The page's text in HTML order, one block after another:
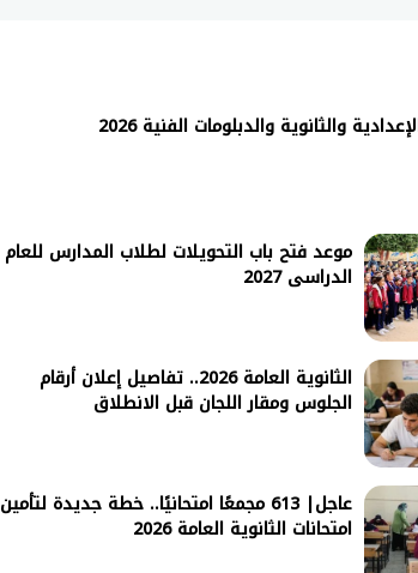
والثانوية والدبلومات الفنية 2026
موعد فتح باب التحويلات لطلاب المدارس للعام
الدراسى 2027
الثانوية العامة 2026.. تفاصيل إعلان أرقام
الجلوس ومقار اللجان قبل الانطلاق
عاجل| 613 مجمعًا امتحانيًا.. خطة جديدة لتأمين
امتحانات الثانوية العامة 2026